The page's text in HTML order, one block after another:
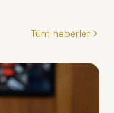
Tüm haberler